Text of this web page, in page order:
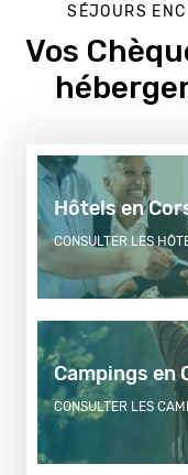
SÉJOURS
Vos
Hôtels en
CONSULTER LES
Campings en
CONSULTER LES